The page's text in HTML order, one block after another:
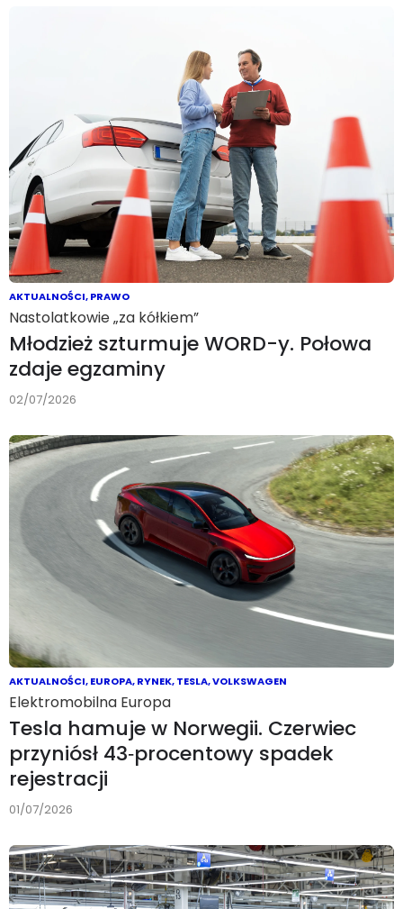
AKTUALNOŚCI,PRAWO
Nastolatkowie „za kółkiem”
Młodzież szturmuje WORD-y. Połowa
zdaje egzaminy
02/07/2026
AKTUALNOŚCI,EUROPA,RYNEK,TESLA,VOLKSWAGEN
Elektromobilna Europa
Tesla hamuje w Norwegii. Czerwiec
przyniósł 43‑procentowy spadek
rejestracji
01/07/2026